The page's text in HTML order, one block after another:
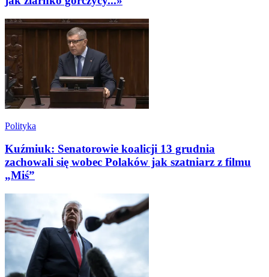
Polityka
Kuźmiuk: Senatorowie koalicji 13 grudnia
zachowali się wobec Polaków jak szatniarz z filmu
„Miś”